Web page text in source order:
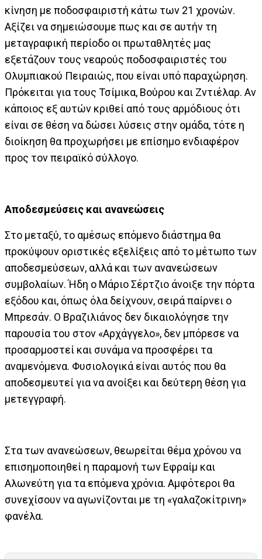
κίνηση με ποδοσφαιριστή κάτω των 21 χρονών.
Αξίζει να σημειώσουμε πως και σε αυτήν τη
μεταγραφική περίοδο οι πρωταθλητές μας
εξετάζουν τους νεαρούς ποδοσφαιριστές του
Ολυμπιακού Πειραιώς, που είναι υπό παραχώρηση.
Πρόκειται για τους Τσίμικα, Βούρου και Ζντιέλαρ. Αν
κάποιος εξ αυτών κριθεί από τους αρμόδιους ότι
είναι σε θέση να δώσει λύσεις στην ομάδα, τότε η
διοίκηση θα προχωρήσει με επίσημο ενδιαφέρον
προς τον πειραϊκό σύλλογο.
Αποδεσμεύσεις και ανανεώσεις
Στο μεταξύ, το αμέσως επόμενο διάστημα θα
προκύψουν οριστικές εξελίξεις από το μέτωπο των
αποδεσμεύσεων, αλλά και των ανανεώσεων
συμβολαίων. Ήδη ο Μάριο Σέρτζιο άνοιξε την πόρτα
εξόδου και, όπως όλα δείχνουν, σειρά παίρνει ο
Μπρεσάν. Ο Βραζιλιάνος δεν δικαιολόγησε την
παρουσία του στον «Αρχάγγελο», δεν μπόρεσε να
προσαρμοστεί και συνάμα να προσφέρει τα
αναμενόμενα. Φυσιολογικά είναι αυτός που θα
αποδεσμευτεί για να ανοίξει και δεύτερη θέση για
μετεγγραφή.
Στα των ανανεώσεων, θεωρείται θέμα χρόνου να
επισημοποιηθεί η παραμονή των Εφραίμ και
Αλωνεύτη για τα επόμενα χρόνια. Αμφότεροι θα
συνεχίσουν να αγωνίζονται με τη «γαλαζοκίτρινη»
φανέλα.